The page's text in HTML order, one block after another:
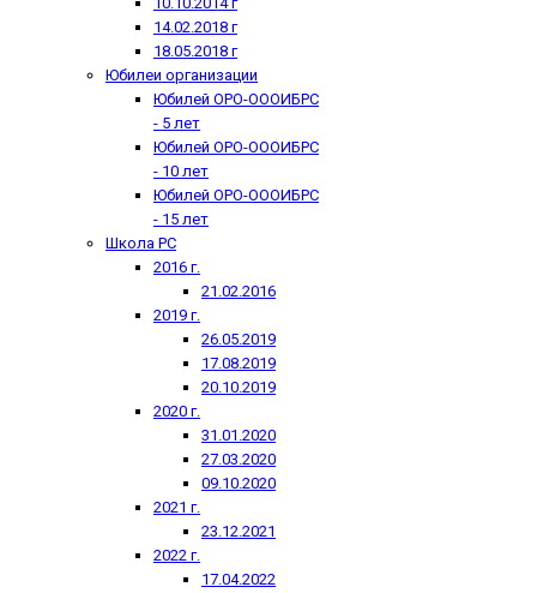
14.02.2018 г
18.05.2018 г
Юбилеи организации
Юбилей ОРО-ОООИБРС
- 5 лет
Юбилей ОРО-ОООИБРС
- 10 лет
Юбилей ОРО-ОООИБРС
- 15 лет
Школа РС
2016 г.
21.02.2016
2019 г.
26.05.2019
17.08.2019
20.10.2019
2020 г.
31.01.2020
27.03.2020
09.10.2020
2021 г.
23.12.2021
2022 г.
17.04.2022